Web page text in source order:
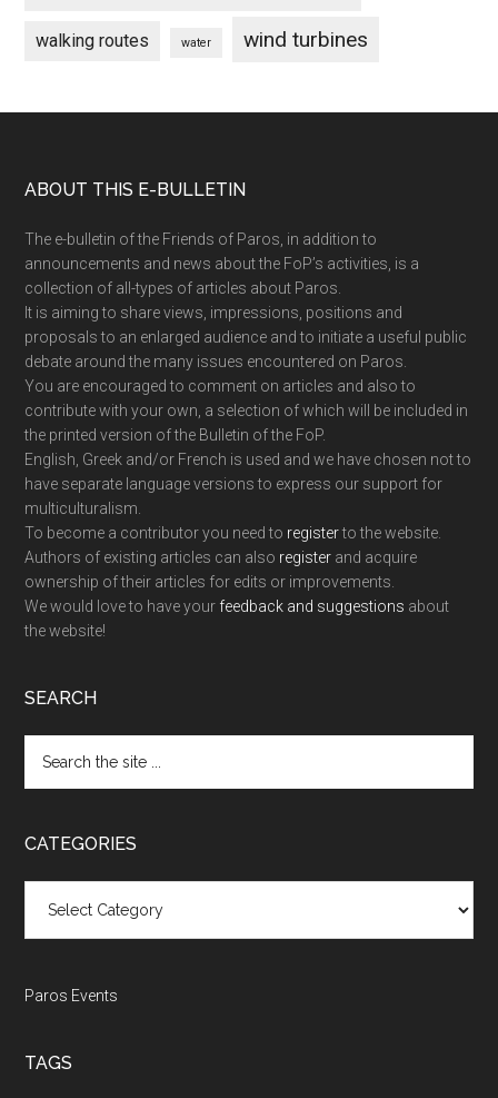
walking routes water wind turbines
Footer
ABOUT THIS E-BULLETIN
The e-bulletin of the Friends of Paros, in addition to
announcements and news about the FoP’s activities, is a
collection of all-types of articles about Paros.
It is aiming to share views, impressions, positions and
proposals to an enlarged audience and to initiate a useful public
debate around the many issues encountered on Paros.
You are encouraged to comment on articles and also to
contribute with your own, a selection of which will be included in
the printed version of the Bulletin of the FoP.
English, Greek and/or French is used and we have chosen not to
have separate language versions to express our support for
multiculturalism.
To become a contributor you need to registerto the website.
Authors of existing articles can also register and acquire
ownership of their articles for edits or improvements.
We would love to have your feedback and suggestions about
the website!
SEARCH
the
CATEGORIES
Paros Events
TAGS